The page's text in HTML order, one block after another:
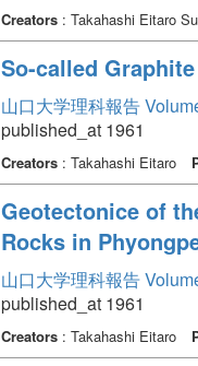
Creators: Takahashi Eitaro
So-called
山口大学理科報告
published_at 1961
Creators: Takahashi Eitaro
Geotectonice of
Rocks in
山口大学理科報告
published_at 1961
Creators: Takahashi Eitaro